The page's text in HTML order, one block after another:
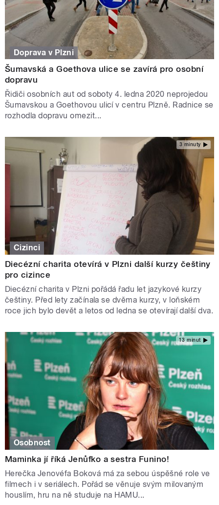
Doprava v Plzni
Šumavská a Goethova ulice se zavírá pro osobní
dopravu
Řidiči osobních aut od soboty 4. ledna 2020 neprojedou
Šumavskou a Goethovou ulicí v centru Plzně. Radnice se
rozhodla dopravu omezit...
3 minuty
Cizinci
Diecézní charita otevírá v Plzni další kurzy češtiny
pro cizince
Diecézní charita v Plzni pořádá řadu let jazykové kurzy
češtiny. Před lety začínala se dvěma kurzy, v loňském
roce jich bylo devět a letos od ledna se otevírají další dva.
13 minut
Osobnost
Maminka jí říká Jenůfko a sestra Funino!
Herečka Jenovéfa Boková má za sebou úspěšné role ve
filmech i v seriálech. Pořád se věnuje svým milovaným
houslím, hru na ně studuje na HAMU...